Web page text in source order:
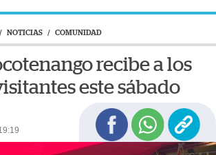
/ NOTICIAS / COMUNIDAD
recibe a los
este sábado